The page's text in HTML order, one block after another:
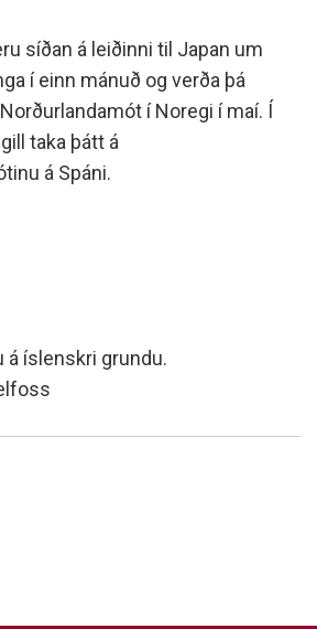
síðan á leiðinni til Japan um
í einn mánuð og verða þá
í Noregi í maí. Í
taka þátt á
á Spáni.
á íslenskri grundu.